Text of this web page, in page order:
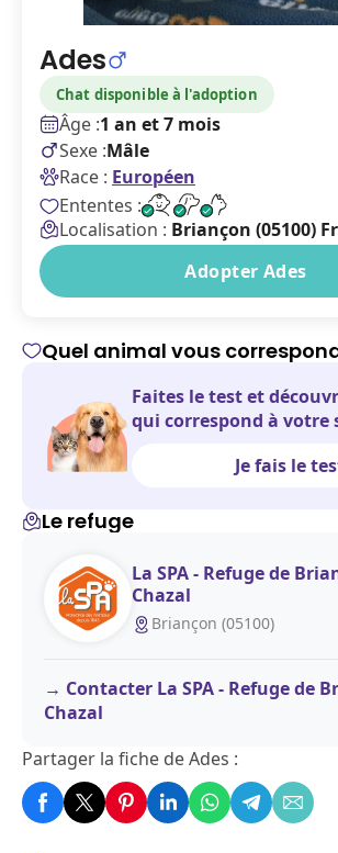
Ades
Chat disponible à l'adoption
Âge :1 an et 7 mois
Sexe :Mâle
Race : Européen
Ententes :
Localisation : Briançon (05100)
Adopter Ades
Quel animal vous
Faites le test et
qui correspond à votre
Je fais le
Le refuge
La SPA - Refuge de
Chazal
Briançon (05100)
Contacter La SPA - Refuge de
Chazal
Partager la fiche de Ades :